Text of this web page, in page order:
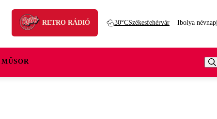
RETRO RÁDIÓ 30°CSzékesfehérvár Ibolya